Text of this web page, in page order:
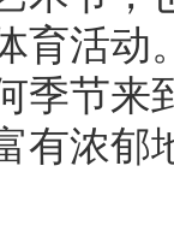
育活动
季节来
有浓郁